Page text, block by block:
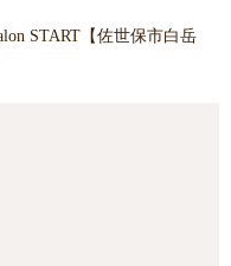
START【佐世保市白岳